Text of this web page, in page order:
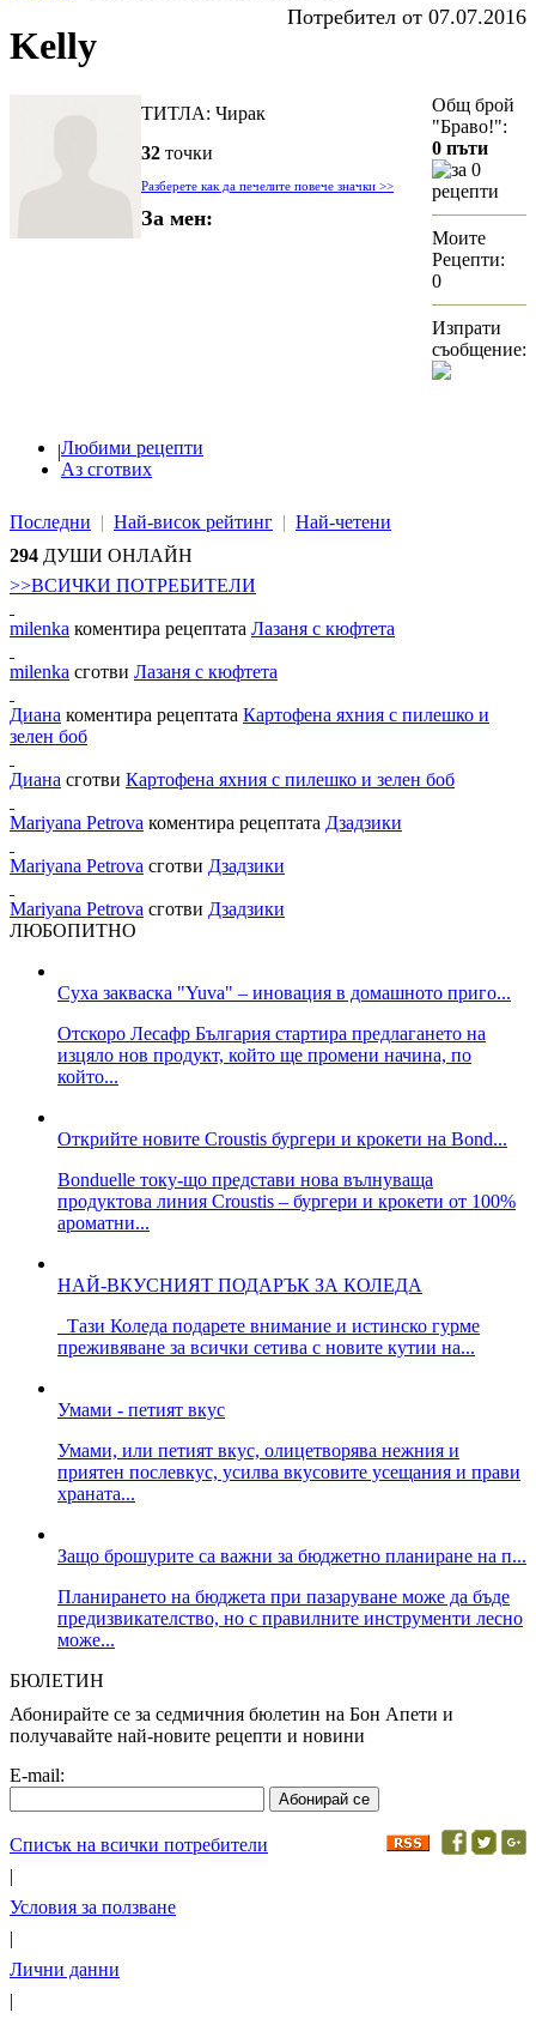
Kelly
Потребител от 07.07.2016
ТИТЛА: Чирак
32 точки
Разберете как да печелите повече значки >>
За мен:
Общ брой
"Браво!":
0 пъти
за 0
рецепти
Моите
Рецепти:
0
Изпрати
съобщение:
Любими рецепти
|
Аз сготвих
Последни | Най-висок рейтинг | Най-четени
294 ДУШИ ОНЛАЙН
>>ВСИЧКИ ПОТРЕБИТЕЛИ
milenka коментира рецептата Лазаня с кюфтета
milenka сготви Лазаня с кюфтета
Диана коментира рецептата Картофена яхния с пилешко и
зелен боб
Диана сготви Картофена яхния с пилешко и зелен боб
Mariyana Petrova коментира рецептата Дзадзики
Mariyana Petrova сготви Дзадзики
Mariyana Petrova сготви Дзадзики
ЛЮБОПИТНО
Суха закваска "Yuva" – иновация в домашното приго...
Отскоро Лесафр България стартира предлагането на
изцяло нов продукт, който ще промени начина, по
който...
Открийте новите Croustis бургери и крокети на Bond...
Bonduelle току-що представи нова вълнуваща
продуктова линия Croustis – бургери и крокети от 100%
ароматни...
НАЙ-ВКУСНИЯТ ПОДАРЪК ЗА КОЛЕДА
Тази Коледа подарете внимание и истинско гурме
преживяване за всички сетива с новите кутии на...
Умами - петият вкус
Умами, или петият вкус, олицетворява нежния и
приятен послевкус, усилва вкусовите усещания и прави
храната...
Защо брошурите са важни за бюджетно планиране на п...
Планирането на бюджета при пазаруване може да бъде
предизвикателство, но с правилните инструменти лесно
може...
БЮЛЕТИН
Абонирайте се за седмичния бюлетин на Бон Апети и
получавайте най-новите рецепти и новини
E-mail:
Списък на всички потребители
|
Условия за ползване
|
Лични данни
|